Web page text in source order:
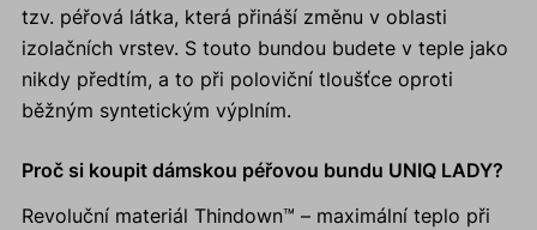
tzv. péřová látka, která přináší změnu v oblasti
izolačních vrstev. S touto bundou budete v teple jako
nikdy předtím, a to při poloviční tloušťce oproti
běžným syntetickým výplním.
Proč si koupit dámskou péřovou bundu UNIQ LADY?
Revoluční materiál Thindown™ – maximální teplo při